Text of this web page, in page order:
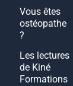
Vous êtes
ostéopathe
?
Les lectures
de Kiné
Formations